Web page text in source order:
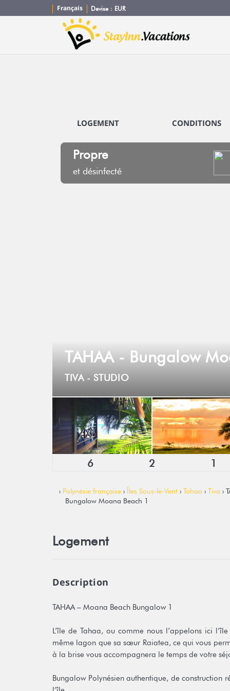
Français Devise : EUR
LOGEMENT CONDITIONS
Propre
et désinfecté
TAHAA - Bungalow
TIVA - STUDIO
6 2 1
› Polynésie française› Îles Sous-le-Vent› Tahaa › Tiva ›
Bungalow Moana Beach 1
Logement
Description
TAHAA – Moana Beach Bungalow 1
L’île de Tahaa, ou comme nous l’appelons ici
même lagon que sa sœur Raiatea, ce qui vous
à la brise vous accompagnera le temps de votre
Bungalow Polynésien authentique, de